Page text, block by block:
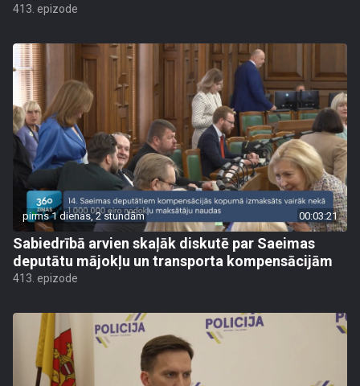
413. epizode
pirms 1 dienas, 2 stundām 00:03:21
Sabiedrībā arvien skaļāk diskutē par Saeimas
deputātu mājokļu un transporta kompensācijām
413. epizode